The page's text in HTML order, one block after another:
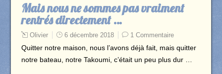
Mais nous ne sommes pas vraiment
rentrés directement …
Olivier 6 décembre 2018 1 Commentaire
Quitter notre maison, nous l’avons déjà fait, mais quitter
notre bateau, notre Takoumi, c’était un peu plus dur …